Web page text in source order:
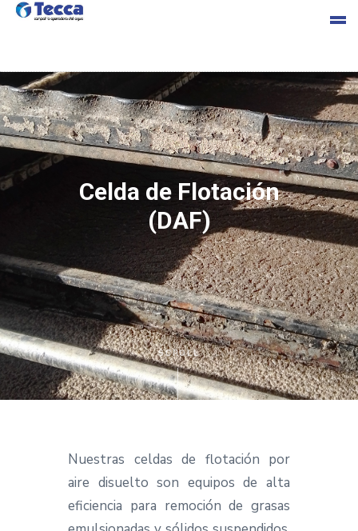
Celda de Flotación
(DAF)
SCROLL
Nuestras celdas de flotación por
aire disuelto son equipos de alta
eficiencia para remoción de grasas